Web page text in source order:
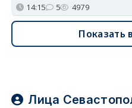
14:15 5 4979
Показать
Лица